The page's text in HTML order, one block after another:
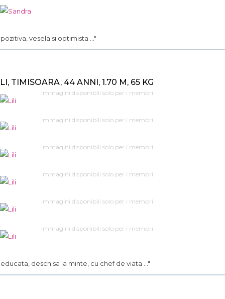
pozitiva, vesela si optimista ..."
TIMISOARA, 44 ANNI, 1.70 M, 65 KG
Immagini disponibili solo per i membri
Immagini disponibili solo per i membri
Immagini disponibili solo per i membri
Immagini disponibili solo per i membri
Immagini disponibili solo per i membri
Immagini disponibili solo per i membri
educata, deschisa la minte, cu chef de viata ..."